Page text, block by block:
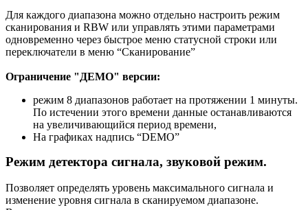
Для каждого диапазона можно отдельно настроить режим
сканирования и RBW или управлять этими параметрами
одновременно через быстрое меню статусной строки или
переключатели в меню “Сканирование”
Ограничение "ДЕМО" версии:
режим 8 диапазонов работает на протяжении 1 минуты.
По истечении этого времени данные останавливаются
на увеличивающийся период времени,
На графиках надпись “DEMO”
Режим детектора сигнала, звуковой режим.
Позволяет определять уровень максимального сигнала и
изменение уровня сигнала в сканируемом диапазоне.